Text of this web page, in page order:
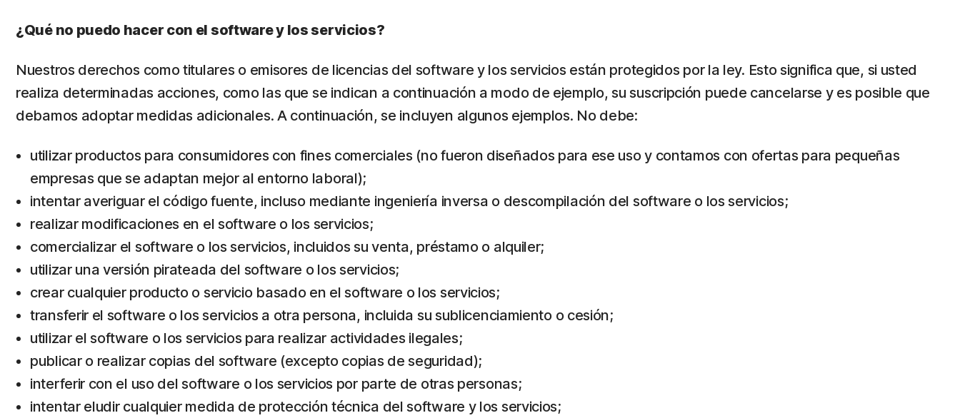
¿Qué no puedo hacer con el software y los servicios?
Nuestros derechos como titulares o emisores de licencias del software y los servicios están protegidos por la ley. Esto significa que, si usted
realiza determinadas acciones, como las que se indican a continuación a modo de ejemplo, su suscripción puede cancelarse y es posible que
debamos adoptar medidas adicionales. A continuación, se incluyen algunos ejemplos. No debe:
utilizar productos para consumidores con fines comerciales (no fueron diseñados para ese uso y contamos con ofertas para pequeñas
empresas que se adaptan mejor al entorno laboral);
intentar averiguar el código fuente, incluso mediante ingeniería inversa o descompilación del software o los servicios;
realizar modificaciones en el software o los servicios;
comercializar el software o los servicios, incluidos su venta, préstamo o alquiler;
utilizar una versión pirateada del software o los servicios;
crear cualquier producto o servicio basado en el software o los servicios;
transferir el software o los servicios a otra persona, incluida su sublicenciamiento o cesión;
utilizar el software o los servicios para realizar actividades ilegales;
publicar o realizar copias del software (excepto copias de seguridad);
interferir con el uso del software o los servicios por parte de otras personas;
intentar eludir cualquier medida de protección técnica del software y los servicios;